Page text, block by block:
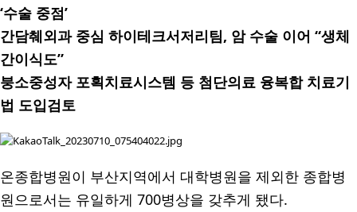
‘수술 중점’
간담췌외과 중심 하이테크서저리팀, 암 수술 이어 “생체
간이식도”
붕소중성자 포획치료시스템 등 첨단의료 융복합 치료기
법 도입검토
온종합병원이 부산지역에서 대학병원을 제외한 종합병
원으로서는 유일하게 700병상을 갖추게 됐다.